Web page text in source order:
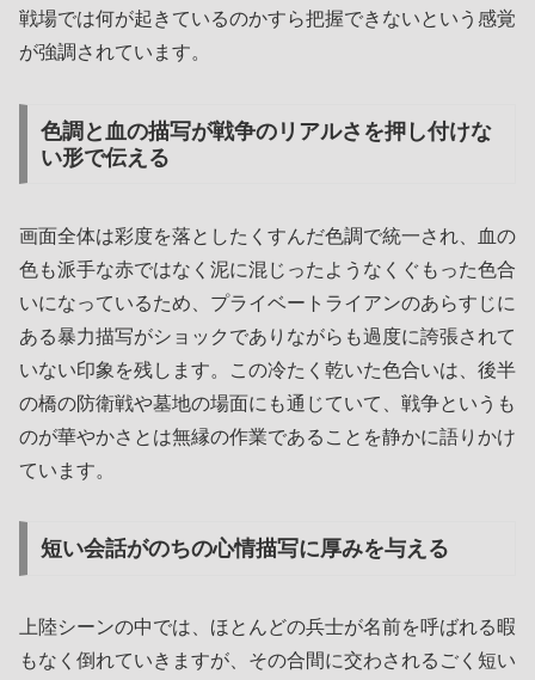
戦場では何が起きているのかすら把握できないという感覚
が強調されています。
色調と血の描写が戦争のリアルさを押し付けな
い形で伝える
画面全体は彩度を落としたくすんだ色調で統一され、血の
色も派手な赤ではなく泥に混じったようなくぐもった色合
いになっているため、プライベートライアンのあらすじに
ある暴力描写がショックでありながらも過度に誇張されて
いない印象を残します。この冷たく乾いた色合いは、後半
の橋の防衛戦や墓地の場面にも通じていて、戦争というも
のが華やかさとは無縁の作業であることを静かに語りかけ
ています。
短い会話がのちの心情描写に厚みを与える
上陸シーンの中では、ほとんどの兵士が名前を呼ばれる暇
もなく倒れていきますが、その合間に交わされるごく短い